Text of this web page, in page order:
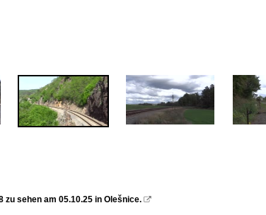
zu sehen am 05.10.25 in Olešnice. 